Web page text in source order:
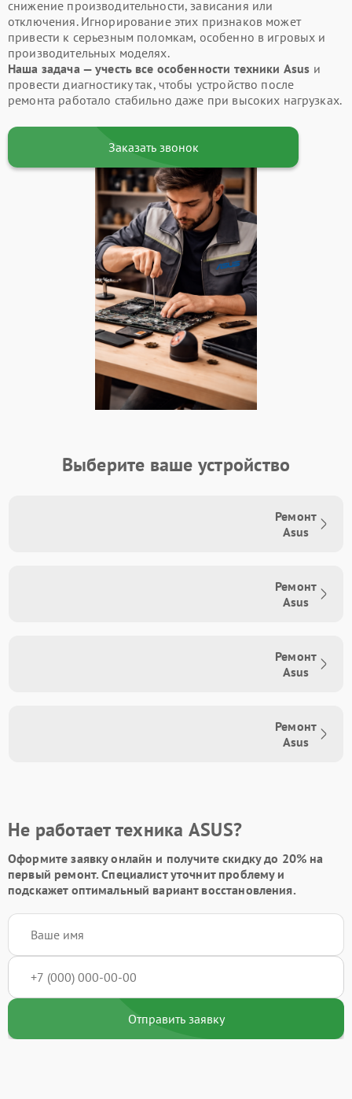
снижение производительности, зависания или
отключения. Игнорирование этих признаков может
привести к серьезным поломкам, особенно в игровых и
производительных моделях.
Наша задача — учесть все особенности техники Asus и
провести диагностику так, чтобы устройство после
ремонта работало стабильно даже при высоких нагрузках.
Заказать звонок
Выберите ваше устройство
Ремонт
Asus
Ремонт
Asus
Ремонт
Asus
Ремонт
Asus
Не работает техника ASUS?
Оформите заявку онлайн и получитескидку до 20% на
первый ремонт. Специалист уточнит проблему и
подскажет оптимальный вариант восстановления.
Отправить заявку